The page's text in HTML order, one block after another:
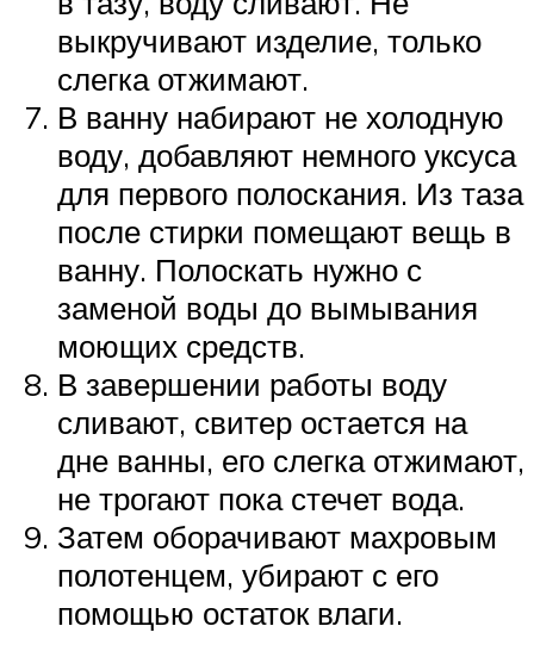
выкручивают изделие, только
слегка отжимают.
В ванну набирают не холодную
воду, добавляют немного уксуса
для первого полоскания. Из таза
после стирки помещают вещь в
ванну. Полоскать нужно с
заменой воды до вымывания
моющих средств.
В завершении работы воду
сливают, свитер остается на
дне ванны, его слегка отжимают,
не трогают пока стечет вода.
Затем оборачивают махровым
полотенцем, убирают с его
помощью остаток влаги.